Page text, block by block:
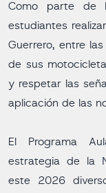
Como parte de
estudiantes
Guerrero, entre
de sus
y respetar las
aplicación de las
El Programa
estrategia de la
este 2026